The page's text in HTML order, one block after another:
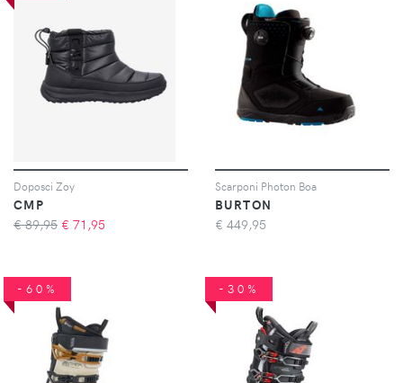
Doposci Zoy
CMP
€ 89,95 € 71,95
Scarponi Photon Boa
BURTON
€ 449,95
-60% -30%